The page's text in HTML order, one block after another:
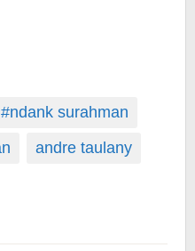
#ndank surahman
andre taulany